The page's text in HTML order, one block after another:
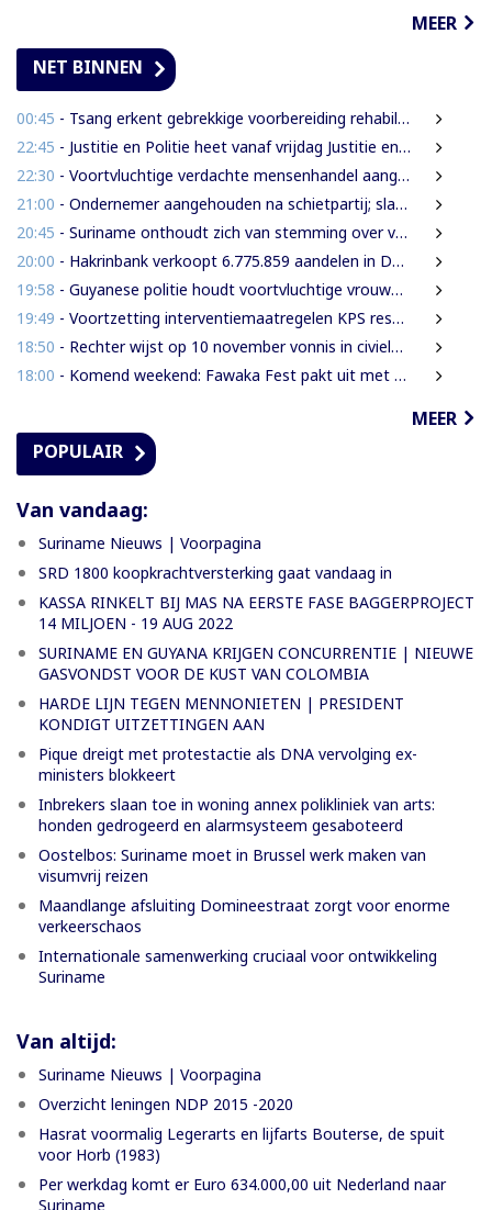
MEER
NET BINNEN
00:45 - Tsang erkent gebrekkige voorbereiding rehabilitatie Domineestraat
22:45 - Justitie en Politie heet vanaf vrijdag Justitie en Veiligheid
22:30 - Voortvluchtige verdachte mensenhandel aangehouden in Guyana en uitgeleverd aan Suriname
21:00 - Ondernemer aangehouden na schietpartij; slachtoffer gewond door schampschoten
20:45 - Suriname onthoudt zich van stemming over verlenging mandaat VN-mensenrechtenchef
20:00 - Hakrinbank verkoopt 6.775.859 aandelen in DSB via openbare digitale inschrijving
19:58 - Guyanese politie houdt voortvluchtige vrouwelijke verdachte in Guyana aan
19:49 - Voortzetting interventiemaatregelen KPS resulteren steeds weer in aantal aanhoudingen en inverzekeringstellingen van verdachte
18:50 - Rechter wijst op 10 november vonnis in civiele zaak Decembermoorden
18:00 - Komend weekend: Fawaka Fest pakt uit met topartiesten in het Zuiderpark van Den Haag
MEER
POPULAIR
Van vandaag:
Suriname Nieuws | Voorpagina
SRD 1800 koopkrachtversterking gaat vandaag in
KASSA RINKELT BIJ MAS NA EERSTE FASE BAGGERPROJECT
14 MILJOEN - 19 AUG 2022
SURINAME EN GUYANA KRIJGEN CONCURRENTIE | NIEUWE
GASVONDST VOOR DE KUST VAN COLOMBIA
HARDE LIJN TEGEN MENNONIETEN | PRESIDENT
KONDIGT UITZETTINGEN AAN
Pique dreigt met protestactie als DNA vervolging ex-
ministers blokkeert
Inbrekers slaan toe in woning annex polikliniek van arts:
honden gedrogeerd en alarmsysteem gesaboteerd
Oostelbos: Suriname moet in Brussel werk maken van
visumvrij reizen
Maandlange afsluiting Domineestraat zorgt voor enorme
verkeerschaos
Internationale samenwerking cruciaal voor ontwikkeling
Suriname
Van altijd:
Suriname Nieuws | Voorpagina
Overzicht leningen NDP 2015 -2020
Hasrat voormalig Legerarts en lijfarts Bouterse, de spuit
voor Horb (1983)
Per werkdag komt er Euro 634.000,00 uit Nederland naar
Suriname